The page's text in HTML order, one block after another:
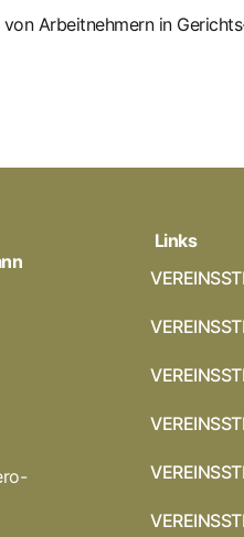
Arbeitnehmern in
Links